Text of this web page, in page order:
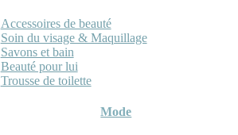
Accessoires de beauté
Soin du visage & Maquillage
Savons et bain
Beauté pour lui
Trousse de toilette
Mode